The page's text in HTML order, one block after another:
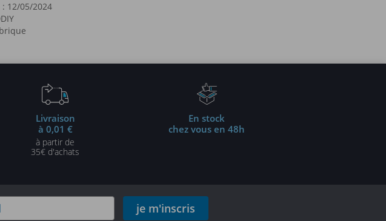
12/05/2024
Livraison
à 0,01 €
à partir de
35€ d'achats
En stock
chez vous en 48h
je m'inscris